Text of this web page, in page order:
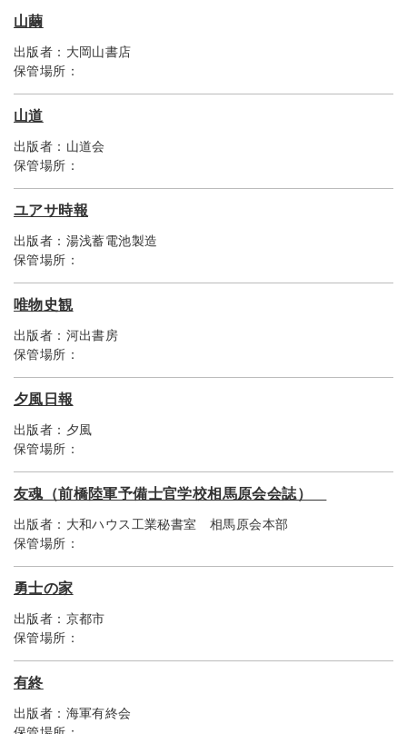
山繭
出版者： 大岡山書店
保管場所：
山道
出版者： 山道会
保管場所：
ユアサ時報
出版者： 湯浅蓄電池製造
保管場所：
唯物史観
出版者： 河出書房
保管場所：
夕風日報
出版者： 夕風
保管場所：
友魂（前橋陸軍予備士官学校相馬原会会誌）
出版者： 大和ハウス工業秘書室 相馬原会本部
保管場所：
勇士の家
出版者： 京都市
保管場所：
有終
出版者： 海軍有終会